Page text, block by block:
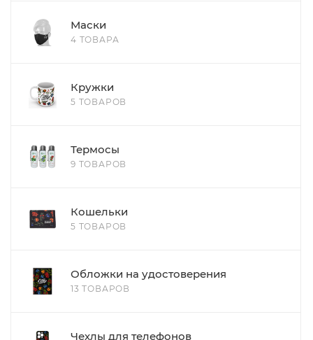
Маски
4 ТОВАРА
Кружки
5 ТОВАРОВ
Термосы
9 ТОВАРОВ
Кошельки
5 ТОВАРОВ
Обложки на удостоверения
13 ТОВАРОВ
Чехлы для телефонов